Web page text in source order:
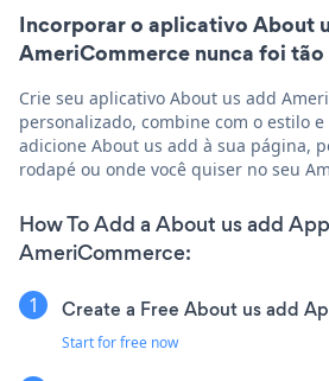
Incorporar o aplicativo About
AmeriCommerce nunca foi
Crie seu aplicativo About us add
personalizado, combine com o estilo
adicione About us add à sua página,
rodapé ou onde você quiser no seu
How To Add a About us add
AmeriCommerce:
Create a Free About us add
Start for free now